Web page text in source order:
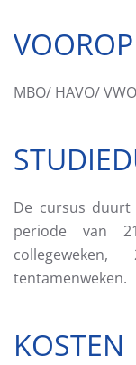
MBO/ HAVO/
De cursus duurt
periode van
tentamenweken.
KOSTEN